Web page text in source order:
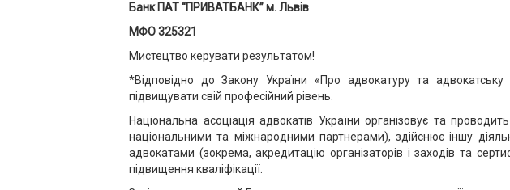
Банк ПАТ “ПРИВАТБАНК” м. Львів
МФО 325321
Мистецтво керувати результатом!
*Відповідно до Закону України «Про адвокатуру та адвокатську
підвищувати свій професійний рівень.
Національна асоціація адвокатів України організовує та
національними та міжнародними партнерами), здійснює іншу
адвокатами (зокрема, акредитацію організаторів і заходів та
підвищення кваліфікації.